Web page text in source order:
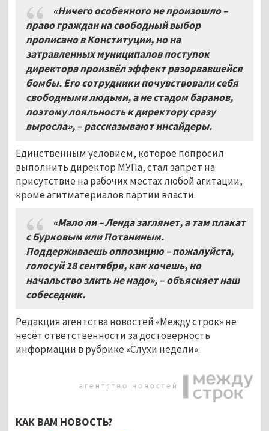
«Ничего особенного не произошло –
право граждан на свободный выбор
прописано в Конституции, но на
затравленных муниципалов поступок
директора произвёл эффект разорвавшейся
бомбы. Его сотрудники почувствовали себя
свободными людьми, а не стадом баранов,
поэтому лояльность к директору сразу
выросла», – рассказывают инсайдеры.
Единственным условием, которое попросил
выполнить директор МУПа, стал запрет на
присутствие на рабочих местах любой агитации,
кроме агитматериалов партии власти.
«Мало ли – Ленда заглянет, а там плакат
с Бурковым или Потаниным.
Поддерживаешь оппозицию – пожалуйста,
голосуй 18 сентября, как хочешь, но
начальство злить не надо», – объясняет наш
собеседник.
Редакция агентства новостей «Между строк» не
несёт ответственности за достоверность
информации в рубрике «Слухи недели».
КАК ВАМ НОВОСТЬ?